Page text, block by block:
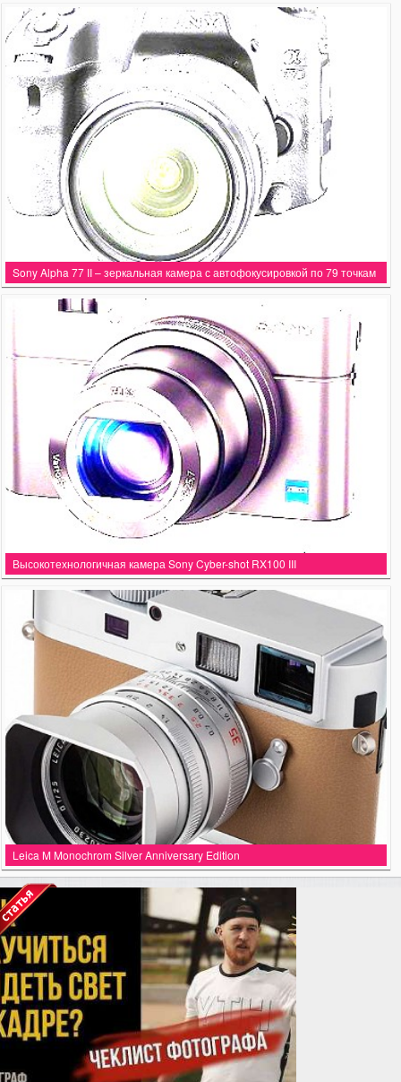
Sony Alpha 77 II – зеркальная камера с автофокусировкой по 79 точкам
Высокотехнологичная камера Sony Cyber-shot RX100 III
Leica M Monochrom Silver Anniversary Edition